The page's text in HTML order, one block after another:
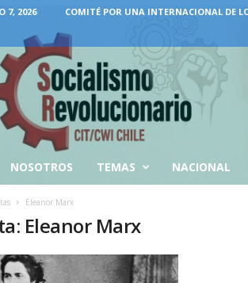
7, 2026 COMITÉ POR UNA INTERNACIONAL DE
NOSOTROS TEMAS NACIONAL
Eleanor Marx
Eleanor Marx